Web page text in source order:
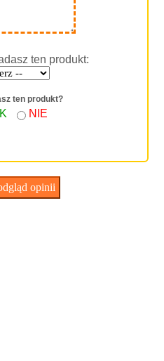
ten produkt:
ten produkt?
NIE